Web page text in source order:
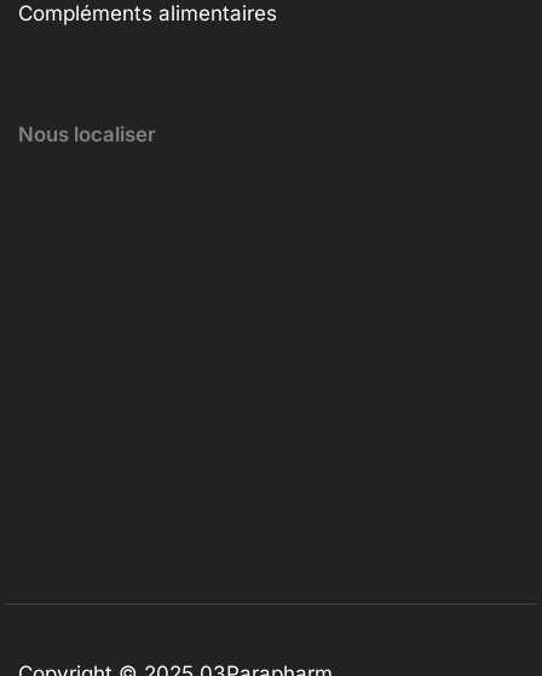
Compléments alimentaires
Nous localiser